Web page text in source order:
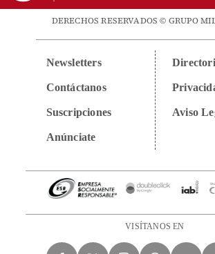
DERECHOS RESERVADOS © GRUPO
Newsletters
Contáctanos
Suscripciones
Anúnciate
Aviso
VISÍTANOS EN